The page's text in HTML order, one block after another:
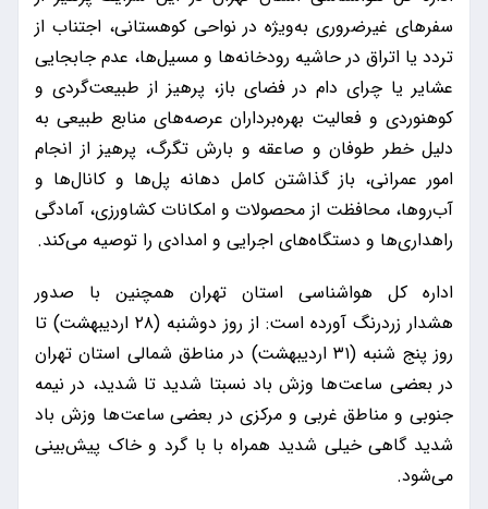
سفرهای غیرضروری به‌ویژه در نواحی کوهستانی، اجتناب از
تردد یا اتراق در حاشیه رودخانه‌ها و مسیل‌ها، عدم جابجایی
عشایر یا چرای دام در فضای باز، پرهیز از طبیعت‌گردی و
کوهنوردی و فعالیت بهره‌برداران عرصه‌های منابع طبیعی به
دلیل خطر طوفان و صاعقه و بارش تگرگ، پرهیز از انجام
امور عمرانی، باز گذاشتن کامل دهانه پل‌ها و کانال‌ها و
آب‌روها، محافظت از محصولات و امکانات کشاورزی، آمادگی
راهداری‌ها و دستگاه‌های اجرایی و امدادی را توصیه می‌کند.
اداره کل هواشناسی استان تهران همچنین با صدور
هشدار زردرنگ آورده است: از روز دوشنبه (۲۸ اردیبهشت) تا
روز پنج شنبه (۳۱ اردیبهشت) در مناطق شمالی استان تهران
در بعضی ساعت‌ها وزش باد نسبتا شدید تا شدید، در نیمه
جنوبی و مناطق غربی و مرکزی در بعضی ساعت‌ها وزش باد
شدید گاهی خیلی شدید همراه با با گرد و خاک پیش‌بینی
می‌شود.